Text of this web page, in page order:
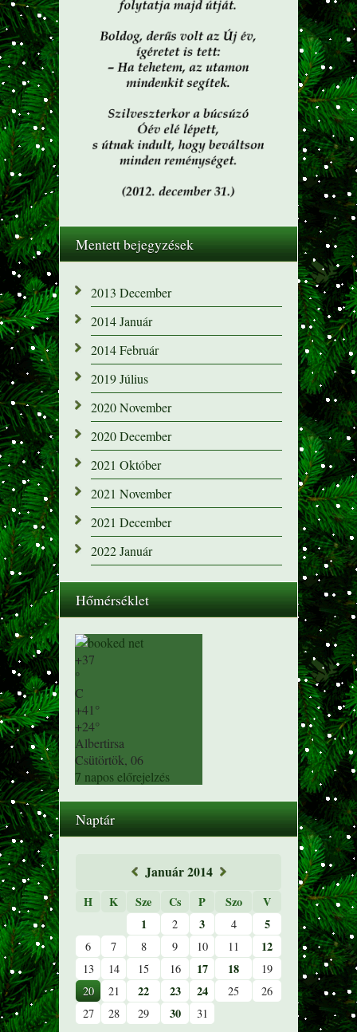
Mentett bejegyzések
2013 December
2014 Január
2014 Február
2019 Július
2020 November
2020 December
2021 Október
2021 November
2021 December
2022 Január
Hőmérséklet
+37
°
C
+41°
+24°
Albertirsa
Csütörtök, 06
7 napos előrejelzés
Naptár
« Január 2014 »
H K Sze Cs P Szo
V
1
2 3 4 5
6 7 8 9 10 11 12
13 14 15 16 17 18
19
20
21 22 23 24 25
26
27
28 29 30 31